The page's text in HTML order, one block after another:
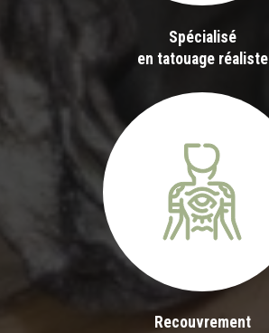
Spécialisé
en tatouage réaliste
Recouvrement